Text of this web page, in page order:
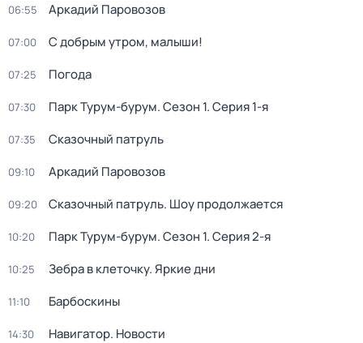
06:55 Аркадий Паровозов
07:00 С добрым утром, малыши!
07:25 Погода
07:30 Парк Турум-бурум. Сезон 1. Серия 1-я
07:35 Сказочный патруль
09:10 Аркадий Паровозов
09:20 Сказочный патруль. Шоу продолжается
10:20 Парк Турум-бурум. Сезон 1. Серия 2-я
10:25 Зебра в клеточку. Яркие дни
11:10 Барбоскины
14:30 Навигатор. Новости